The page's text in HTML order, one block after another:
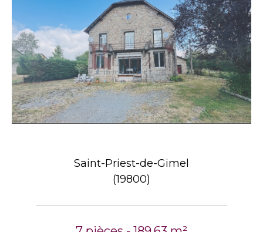
Saint-Priest-de-Gimel
(19800)